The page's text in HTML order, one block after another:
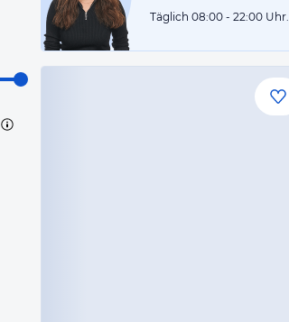
Täglich 08:00 - 22:00 Uhr.